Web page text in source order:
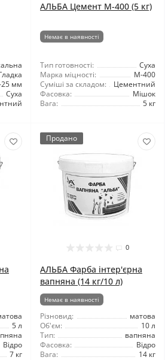
25 мм
Суха
АЛЬБА Цемент М-400 (5 кг)
Немає в наявності
Тип готовності:
Суха
Марка міцності:
М-400
Суміші за складом:
Цементний
Фасовка:
Мішок
Вага:
5 кг
5 л
Відро
7 кг
Продано
0
АЛЬБА Фарба інтер'єрна
вапняна (14 кг/10 л)
Немає в наявності
Різновид:
матова
Об'єм:
10 л
Тип:
вапняна
Фасовка:
Відро
Вага:
14 кг